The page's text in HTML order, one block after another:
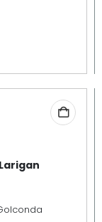
Larigan